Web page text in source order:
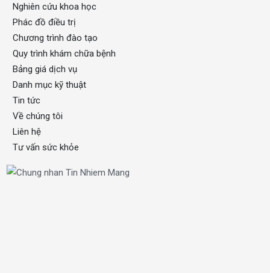
Nghiên cứu khoa học
Phác đồ điều trị
Chương trình đào tạo
Quy trình khám chữa bệnh
Bảng giá dịch vụ
Danh mục kỹ thuật
Tin tức
Về chúng tôi
Liên hệ
Tư vấn sức khỏe